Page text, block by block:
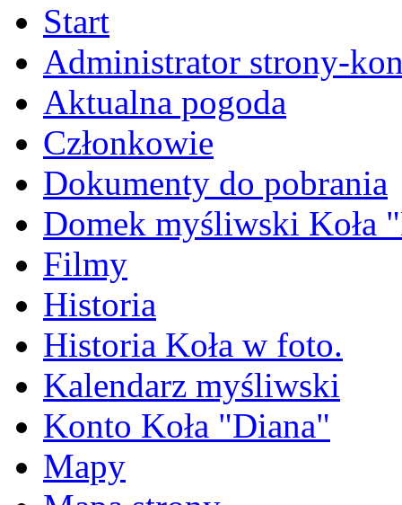
Start
Administrator strony-
Aktualna pogoda
Członkowie
Dokumenty do pobrania
Domek myśliwski Koła
Filmy
Historia
Historia Koła w foto.
Kalendarz myśliwski
Konto Koła "Diana"
Mapy